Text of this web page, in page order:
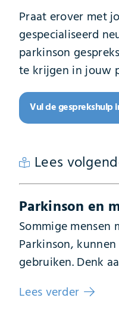
Praat erover met
gespecialiseerd
parkinson
te krijgen in jouw
Vul de gesprekshulp
Lees
Parkinson en
Sommige mensen
Parkinson,
gebruiken. Denk
ondersteuning
Lees verder